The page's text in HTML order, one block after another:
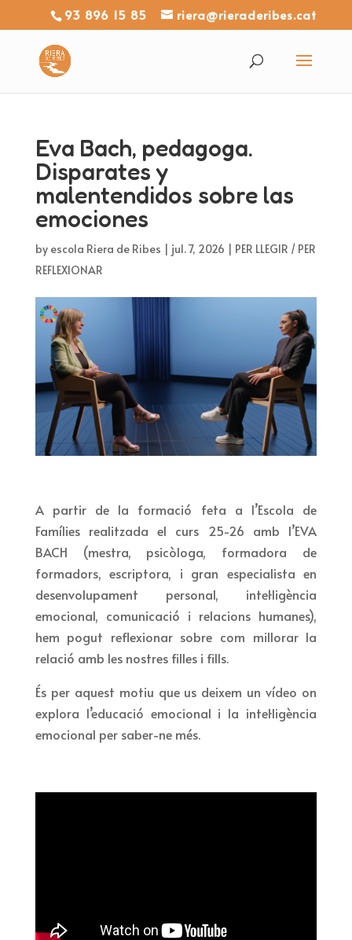
93 896 15 85 riera@rieraderibes.cat
Eva Bach, pedagoga.
Disparates y
malentendidos sobre las
emociones
by escola Riera de Ribes | jul. 7, 2026 | PER LLEGIR / PER
REFLEXIONAR
A partir de la formació feta a l’Escola de
Famílies realitzada el curs 25-26 amb l’EVA
BACH (mestra, psicòloga, formadora de
formadors, escriptora, i gran especialista en
desenvolupament personal, intel·ligència
emocional, comunicació i relacions humanes),
hem pogut reflexionar sobre com millorar la
relació amb les nostres filles i fills.
És per aquest motiu que us deixem un vídeo on
explora l’educació emocional i la intel·ligència
emocional per saber-ne més.